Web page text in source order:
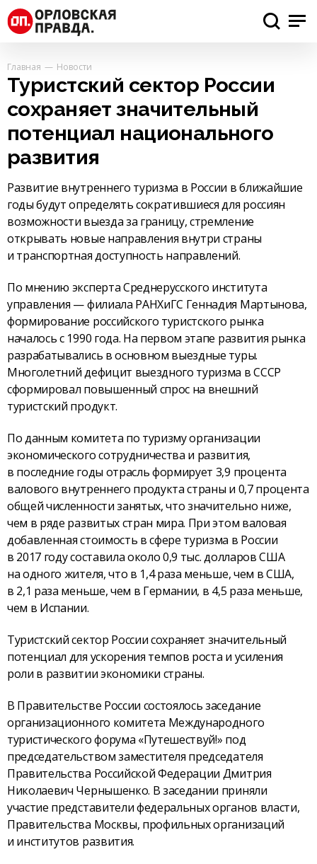
Главная Новости
Туристский сектор России
сохраняет значительный
потенциал национального
развития
Развитие внутреннего туризма в России в ближайшие
годы будут определять сократившиеся для россиян
возможности выезда за границу, стремление
открывать новые направления внутри страны
и транспортная доступность направлений.
По мнению эксперта Среднерусского института
управления — филиала РАНХиГС Геннадия Мартынова,
формирование российского туристского рынка
началось с 1990 года. На первом этапе развития рынка
разрабатывались в основном выездные туры.
Многолетний дефицит выездного туризма в СССР
сформировал повышенный спрос на внешний
туристский продукт.
По данным комитета по туризму организации
экономического сотрудничества и развития,
в последние годы отрасль формирует 3,9 процента
валового внутреннего продукта страны и 0,7 процента
общей численности занятых, что значительно ниже,
чем в ряде развитых стран мира. При этом валовая
добавленная стоимость в сфере туризма в России
в 2017 году составила около 0,9 тыс. долларов США
на одного жителя, что в 1,4 раза меньше, чем в США,
в 2,1 раза меньше, чем в Германии, в 4,5 раза меньше,
чем в Испании.
Туристский сектор России сохраняет значительный
потенциал для ускорения темпов роста и усиления
роли в развитии экономики страны.
В Правительстве России состоялось заседание
организационного комитета Международного
туристического форума «Путешествуй!» под
председательством заместителя председателя
Правительства Российской Федерации Дмитрия
Николаевич Чернышенко. В заседании приняли
участие представители федеральных органов власти,
Правительства Москвы, профильных организаций
и институтов развития.